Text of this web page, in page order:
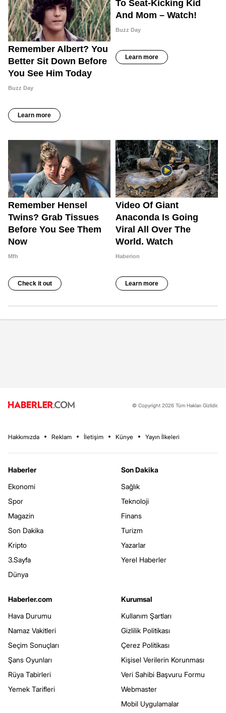
© Copyright 2026 Tüm Hakları Gizlidir.
Hakkımızda Reklam İletişim Künye Yayın İlkeleri
Haberler
Ekonomi
Spor
Magazin
Son Dakika
Kripto
3.Sayfa
Dünya
Son Dakika
Sağlık
Teknoloji
Finans
Turizm
Yazarlar
Yerel Haberler
Haberler.com
Hava Durumu
Namaz Vakitleri
Seçim Sonuçları
Şans Oyunları
Rüya Tabirleri
Yemek Tarifleri
Kurumsal
Kullanım Şartları
Gizlilik Politikası
Çerez Politikası
Kişisel Verilerin Korunması
Veri Sahibi Başvuru Formu
Webmaster
Mobil Uygulamalar